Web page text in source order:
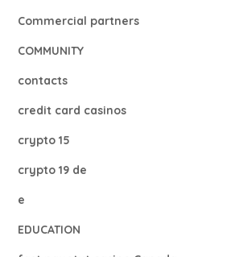
Commercial partners
COMMUNITY
contacts
credit card casinos
crypto 15
crypto 19 de
e
EDUCATION